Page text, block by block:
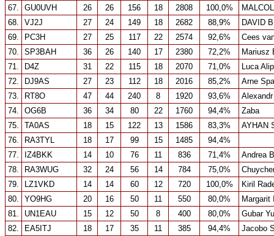
67.
GU0UVH 26 26 156 18 2808 100,0%
68.
VJ2J 27 24 149 18 2682 88,9%
DAVID
69.
PC3H 27 25 117 22 2574 92,6%
Cees
70.
SP3BAH 36 26 140 17 2380 72,2%
Mariusz
71.
D4Z 31 22 115 18 2070 71,0%
Luca
72.
DJ9AS 27 23 112 18 2016 85,2%
Arne
73.
RT8O 47 44 240 8 1920 93,6%
74.
OG6B 36 34 80 22 1760 94,4%
Zaba
75.
TA0AS 18 15 122 13 1586 83,3%
AYHAN
76.
RA3TYL 18 17 99 15 1485
94,4%
77.
IZ4BKK 14 10 76 11 836 71,4%
Andrea
78.
RA3WUG 32 24 56 14 784 75,0%
79.
LZ1VKD 14 14 60 12 720 100,0%
Kiril
80.
YO9HG 20 16 50 11 550 80,0%
Margarit
81.
UN1EAU 15 12 50 8 400 80,0%
Gubar
82.
EA5ITJ 18 17 35 11 385 94,4%
Jacobo